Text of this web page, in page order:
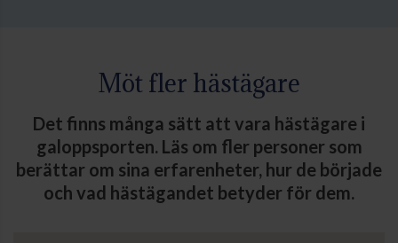
Möt fler hästägare
Det finns många sätt att vara hästägare i
galoppsporten. Läs om fler personer som
berättar om sina erfarenheter, hur de började
och vad hästägandet betyder för dem.